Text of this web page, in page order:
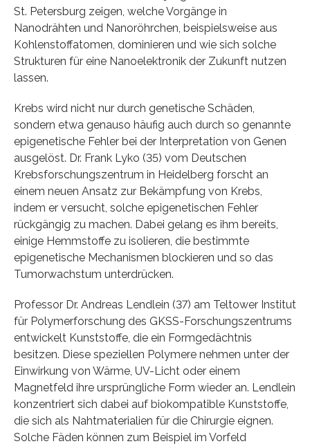
St. Petersburg zeigen, welche Vorgänge in
Nanodrähten und Nanoröhrchen, beispielsweise aus
Kohlenstoffatomen, dominieren und wie sich solche
Strukturen für eine Nanoelektronik der Zukunft nutzen
lassen.
Krebs wird nicht nur durch genetische Schäden,
sondern etwa genauso häufig auch durch so genannte
epigenetische Fehler bei der Interpretation von Genen
ausgelöst. Dr. Frank Lyko (35) vom Deutschen
Krebsforschungszentrum in Heidelberg forscht an
einem neuen Ansatz zur Bekämpfung von Krebs,
indem er versucht, solche epigenetischen Fehler
rückgängig zu machen. Dabei gelang es ihm bereits,
einige Hemmstoffe zu isolieren, die bestimmte
epigenetische Mechanismen blockieren und so das
Tumorwachstum unterdrücken.
Professor Dr. Andreas Lendlein (37) am Teltower Institut
für Polymerforschung des GKSS-Forschungszentrums
entwickelt Kunststoffe, die ein Formgedächtnis
besitzen. Diese speziellen Polymere nehmen unter der
Einwirkung von Wärme, UV-Licht oder einem
Magnetfeld ihre ursprüngliche Form wieder an. Lendlein
konzentriert sich dabei auf biokompatible Kunststoffe,
die sich als Nahtmaterialien für die Chirurgie eignen.
Solche Fäden können zum Beispiel im Vorfeld